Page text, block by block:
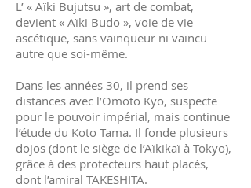
L’ « Aïki Bujutsu », art de combat,
devient « Aïki Budo », voie de vie
ascétique, sans vainqueur ni vaincu
autre que soi-même.
Dans les années 30, il prend ses
distances avec l’Omoto Kyo, suspecte
pour le pouvoir impérial, mais continue
l’étude du Koto Tama. Il fonde plusieurs
dojos (dont le siège de l’Aïkikaï à Tokyo),
grâce à des protecteurs haut placés,
dont l’amiral TAKESHITA.